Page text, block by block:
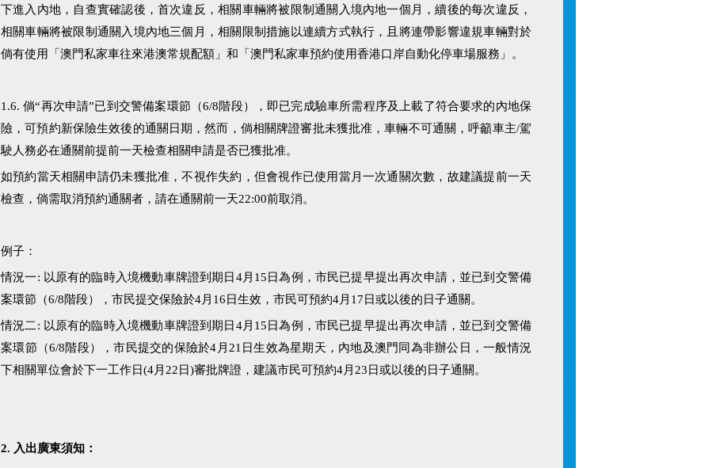
下進入內地，自查實確認後，首次違反，相關車輛將被限制通關入境內地一個月，續後的每次違反，
相關車輛將被限制通關入境內地三個月，相關限制措施以連續方式執行，且將連帶影響違規車輛對於
倘有使用「澳門私家車往來港澳常規配額」和「澳門私家車預約使用香港口岸自動化停車場服務」。
1.6. 倘“再次申請”已到交警備案環節（6/8階段），即已完成驗車所需程序及上載了符合要求的內地保
險，可預約新保險生效後的通關日期，然而，倘相關牌證審批未獲批准，車輛不可通關，呼籲車主/駕
駛人務必在通關前提前一天檢查相關申請是否已獲批准。
如預約當天相關申請仍未獲批准，不視作失約，但會視作已使用當月一次通關次數，故建議提前一天
檢查，倘需取消預約通關者，請在通關前一天22:00前取消。
例子：
情況一: 以原有的臨時入境機動車牌證到期日4月15日為例，市民已提早提出再次申請，並已到交警備
案環節（6/8階段），市民提交保險於4月16日生效，市民可預約4月17日或以後的日子通關。
情況二: 以原有的臨時入境機動車牌證到期日4月15日為例，市民已提早提出再次申請，並已到交警備
案環節（6/8階段），市民提交的保險於4月21日生效為星期天，內地及澳門同為非辦公日，一般情況
下相關單位會於下一工作日(4月22日)審批牌證，建議市民可預約4月23日或以後的日子通關。
2. 入出廣東須知：